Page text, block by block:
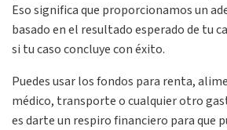
Eso significa que proporcionamos un
basado en el resultado esperado de tu
si tu caso concluye con éxito.
Puedes usar los fondos para renta,
médico, transporte o cualquier otro
es darte un respiro financiero para que